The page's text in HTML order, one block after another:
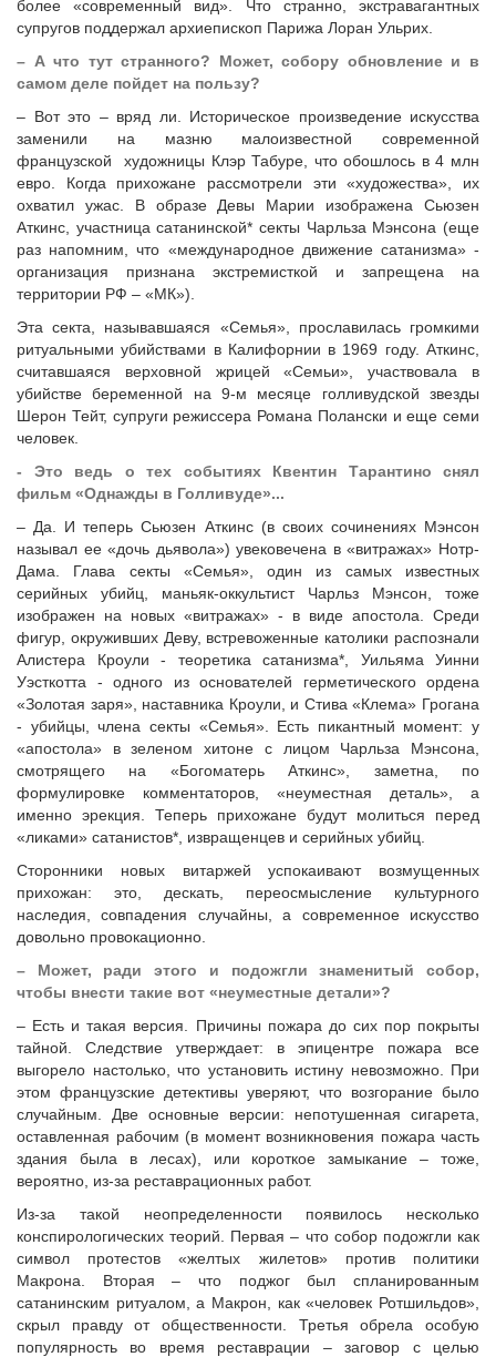
более «современный вид». Что странно, экстравагантных
супругов поддержал архиепископ Парижа Лоран Ульрих.
– А что тут странного? Может, собору обновление и в
самом деле пойдет на пользу?
– Вот это – вряд ли. Историческое произведение искусства
заменили на мазню малоизвестной современной
французской художницы Клэр Табуре, что обошлось в 4 млн
евро. Когда прихожане рассмотрели эти «художества», их
охватил ужас. В образе Девы Марии изображена Сьюзен
Аткинс, участница сатанинской* секты Чарльза Мэнсона (еще
раз напомним, что «международное движение сатанизма» -
организация признана экстремисткой и запрещена на
территории РФ – «МК»).
Эта секта, называвшаяся «Семья», прославилась громкими
ритуальными убийствами в Калифорнии в 1969 году. Аткинс,
считавшаяся верховной жрицей «Семьи», участвовала в
убийстве беременной на 9-м месяце голливудской звезды
Шерон Тейт, супруги режиссера Романа Полански и еще семи
человек.
- Это ведь о тех событиях Квентин Тарантино снял
фильм «Однажды в Голливуде»...
– Да. И теперь Сьюзен Аткинс (в своих сочинениях Мэнсон
называл ее «дочь дьявола») увековечена в «витражах» Нотр-
Дама. Глава секты «Семья», один из самых известных
серийных убийц, маньяк-оккультист Чарльз Мэнсон, тоже
изображен на новых «витражах» - в виде апостола. Среди
фигур, окруживших Деву, встревоженные католики распознали
Алистера Кроули - теоретика сатанизма*, Уильяма Уинни
Уэсткотта - одного из основателей герметического ордена
«Золотая заря», наставника Кроули, и Стива «Клема» Грогана
- убийцы, члена секты «Семья». Есть пикантный момент: у
«апостола» в зеленом хитоне с лицом Чарльза Мэнсона,
смотрящего на «Богоматерь Аткинс», заметна, по
формулировке комментаторов, «неуместная деталь», а
именно эрекция. Теперь прихожане будут молиться перед
«ликами» сатанистов*, извращенцев и серийных убийц.
Сторонники новых витаржей успокаивают возмущенных
прихожан: это, дескать, переосмысление культурного
наследия, совпадения случайны, а современное искусство
довольно провокационно.
– Может, ради этого и подожгли знаменитый собор,
чтобы внести такие вот «неуместные детали»?
– Есть и такая версия. Причины пожара до сих пор покрыты
тайной. Следствие утверждает: в эпицентре пожара все
выгорело настолько, что установить истину невозможно. При
этом французские детективы уверяют, что возгорание было
случайным. Две основные версии: непотушенная сигарета,
оставленная рабочим (в момент возникновения пожара часть
здания была в лесах), или короткое замыкание – тоже,
вероятно, из-за реставрационных работ.
Из-за такой неопределенности появилось несколько
конспирологических теорий. Первая – что собор подожгли как
символ протестов «желтых жилетов» против политики
Макрона. Вторая – что поджог был спланированным
сатанинским ритуалом, а Макрон, как «человек Ротшильдов»,
скрыл правду от общественности. Третья обрела особую
популярность во время реставрации – заговор с целью